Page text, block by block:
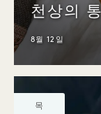
천상의
8월 12일
목